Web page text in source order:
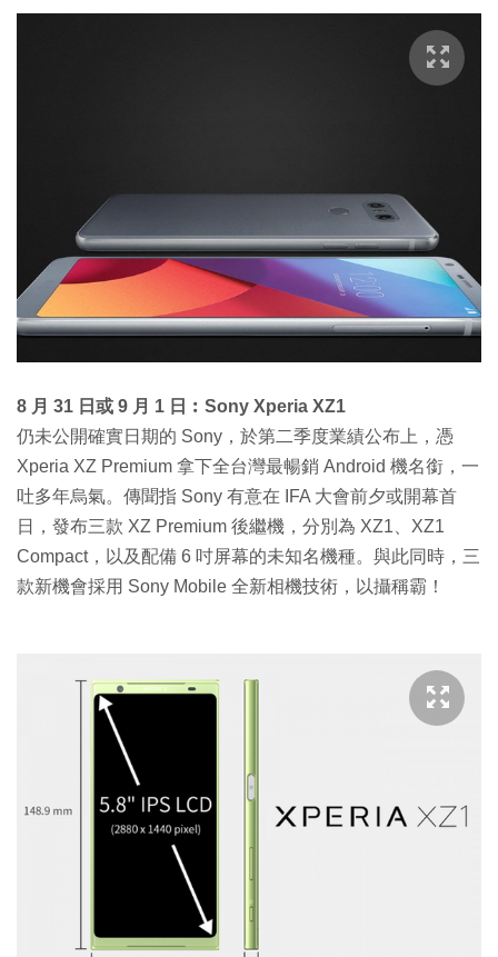
8 月 31 日或 9 月 1 日︰Sony Xperia XZ1
仍未公開確實日期的 Sony，於第二季度業績公布上，憑
Xperia XZ Premium 拿下全台灣最暢銷 Android 機名銜，一
吐多年烏氣。傳聞指 Sony 有意在 IFA 大會前夕或開幕首
日，發布三款 XZ Premium 後繼機，分別為 XZ1、XZ1
Compact，以及配備 6 吋屏幕的未知名機種。與此同時，三
款新機會採用 Sony Mobile 全新相機技術，以攝稱霸！